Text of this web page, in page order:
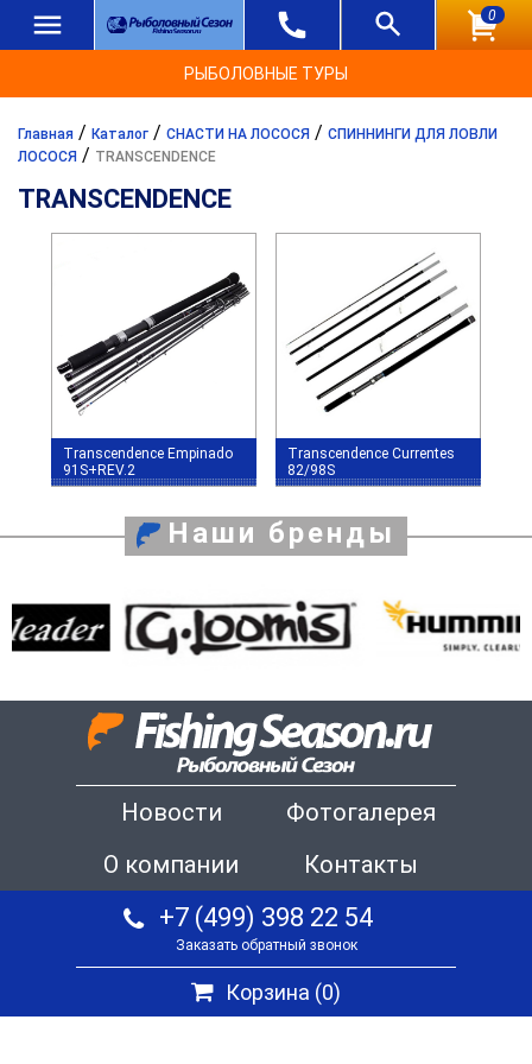
0
РЫБОЛОВНЫЕ ТУРЫ
Главная / Каталог / СНАСТИ НА ЛОСОСЯ / СПИННИНГИ ДЛЯ ЛОВЛИ
ЛОСОСЯ / TRANSCENDENCE
TRANSCENDENCE
Transcendence Empinado
91S+REV.2
Transcendence Сurrentes
82/98S
Наши бренды
Новости
Фотогалерея
О компании
Контакты
+7 (499) 398 22 54
Заказать обратный звонок
Корзина (0)